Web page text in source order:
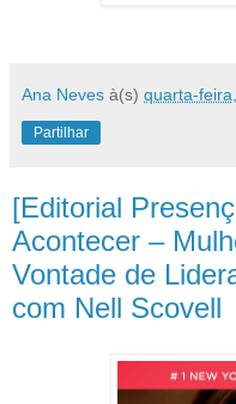
Ana Neves à(s) quarta-
Partilhar
[Editorial
Acontecer –
Vontade de
com Nell Scovell